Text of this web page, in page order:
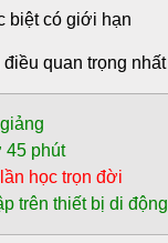
biệt có giới hạn
quan trọng nhất
45 phút
học trọn đời
trên thiết bị di động